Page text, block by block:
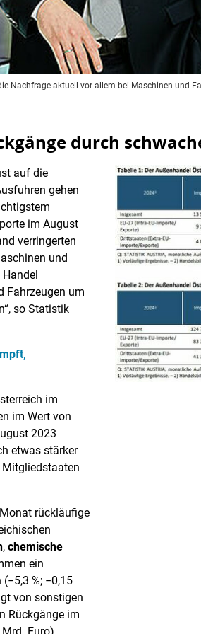
Nachfrage aktuell vor allem bei Maschinen und
durch
auf die
gehen
im August
verringerten
und
Fahrzeugen um
so Statistik
im
im Wert von
2023
etwas stärker
Mitgliedstaaten
rückläufige
, chemische
ein
%; −0,15
von sonstigen
Rückgänge im